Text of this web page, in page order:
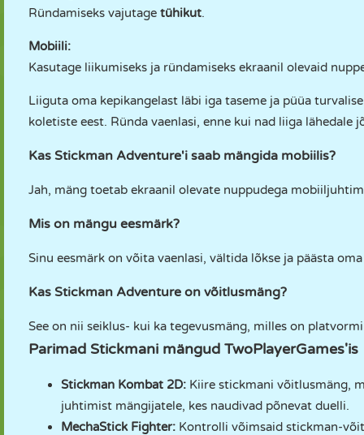
Ründamiseks vajutage tühikut.
Mobiili:
Kasutage liikumiseks ja ründamiseks ekraanil olevaid
Liiguta oma kepikangelast läbi iga taseme ja püüa
koletiste eest. Ründa vaenlasi, enne kui nad liiga
Kas Stickman Adventure'i saab mängida mobiilis?
Jah, mäng toetab ekraanil olevate nuppudega
Mis on mängu eesmärk?
Sinu eesmärk on võita vaenlasi, vältida lõkse ja päästa
Kas Stickman Adventure on võitlusmäng?
See on nii seiklus- kui ka tegevusmäng, milles on
Parimad Stickmani mängud TwoPlayerGames'is
Stickman Kombat 2D: Kiire stickmani võitlusmäng,
juhtimist mängijatele, kes naudivad põnevat duelli.
MechaStick Fighter: Kontrolli võimsaid stickman-